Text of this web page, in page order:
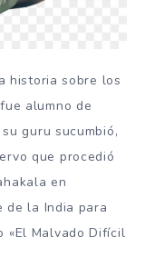
historia sobre los
alumno de
guru sucumbió,
que procedió
en
de la India para
«El Malvado Difícil